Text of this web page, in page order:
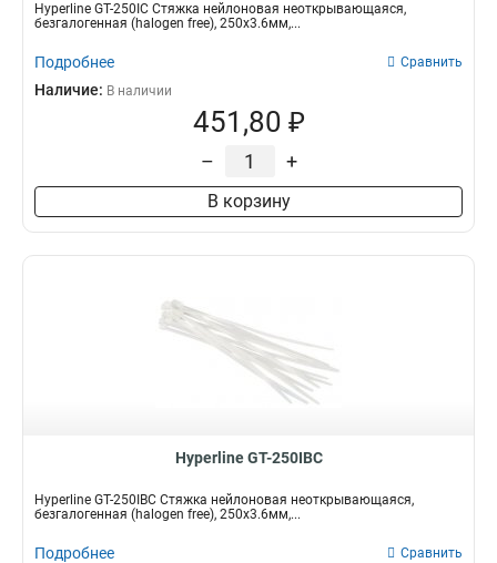
Hyperline GT-250IC Стяжка нейлоновая неоткрывающаяся,
безгалогенная (halogen free), 250x3.6мм,...
Подробнее Сравнить
Наличие: В наличии
451,80 ₽
– +
В корзину
Hyperline GT-250IBC
Hyperline GT-250IBC Стяжка нейлоновая неоткрывающаяся,
безгалогенная (halogen free), 250x3.6мм,...
Подробнее Сравнить